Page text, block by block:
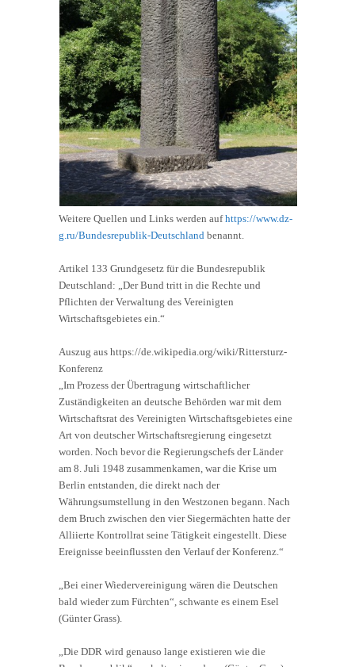
Weitere Quellen und Links werden aufhttps://www.dz-
g.ru/Bundesrepublik-Deutschland benannt.
Artikel 133 Grundgesetz für die Bundesrepublik
Deutschland: „Der Bund tritt in die Rechte und
Pflichten der Verwaltung des Vereinigten
Wirtschaftsgebietes ein.“
Auszug aus https://de.wikipedia.org/wiki/Rittersturz-
Konferenz
„Im Prozess der Übertragung wirtschaftlicher
Zuständigkeiten an deutsche Behörden war mit dem
Wirtschaftsrat des Vereinigten Wirtschaftsgebietes eine
Art von deutscher Wirtschaftsregierung eingesetzt
worden. Noch bevor die Regierungschefs der Länder
am 8. Juli 1948 zusammenkamen, war die Krise um
Berlin entstanden, die direkt nach der
Währungsumstellung in den Westzonen begann. Nach
dem Bruch zwischen den vier Siegermächten hatte der
Alliierte Kontrollrat seine Tätigkeit eingestellt. Diese
Ereignisse beeinflussten den Verlauf der Konferenz.“
„Bei einer Wiedervereinigung wären die Deutschen
bald wieder zum Fürchten“, schwante es einem Esel
(Günter Grass).
„Die DDR wird genauso lange existieren wie die